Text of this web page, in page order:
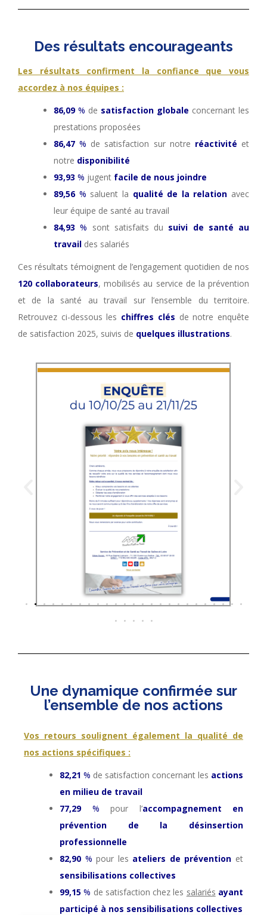
Des résultats encourageants
Les résultats confirment la confiance que vous
accordez à nos équipes :
86,09 % de satisfaction globale concernant les
prestations proposées
86,47% de satisfaction sur notre réactivité et
notre disponibilité
93,93 % jugent facile de nous joindre
89,56 % saluent la qualité de la relation avec
leur équipe de santé au travail
84,93% sont satisfaits du suivi de santé au
travail des salariés
Ces résultats témoignent de l’engagement quotidien de nos
120 collaborateurs, mobilisés au service de la prévention
et de la santé au travail sur l’ensemble du territoire.
Retrouvez ci-dessous les chiffres clés de notre enquête
de satisfaction 2025, suivis de quelques illustrations.
Une dynamique confirmée sur
l’ensemble de nos actions
Vos retours soulignent également la qualité de
nos actions spécifiques :
82,21 % de satisfaction concernant les actions
en milieu de travail
77,29 % pour l’accompagnement en
prévention de la désinsertion
professionnelle
82,90 % pour les ateliers de prévention et
sensibilisations collectives
99,15% de satisfaction chez les salariés ayant
participé à nos sensibilisations collectives